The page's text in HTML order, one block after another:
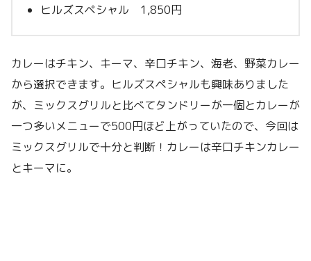
ヒルズスペシャル 1,850円
カレーはチキン、キーマ、辛口チキン、海老、野菜カレー
から選択できます。ヒルズスペシャルも興味ありました
が、ミックスグリルと比べてタンドリーが一個とカレーが
一つ多いメニューで500円ほど上がっていたので、今回は
ミックスグリルで十分と判断！カレーは辛口チキンカレー
とキーマに。